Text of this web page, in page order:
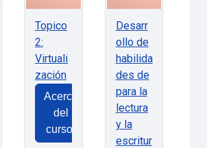
Topico
2:
Virtuali
zación
Acerca
del
curso:
Desarr
ollo de
habilida
des de
para la
lectura
y la
escritur